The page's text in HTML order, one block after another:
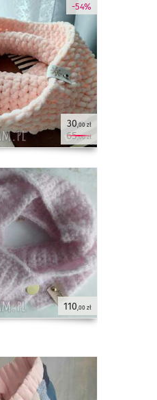
-54%
30 ,00 zł
65,00 zł
110 ,00 zł